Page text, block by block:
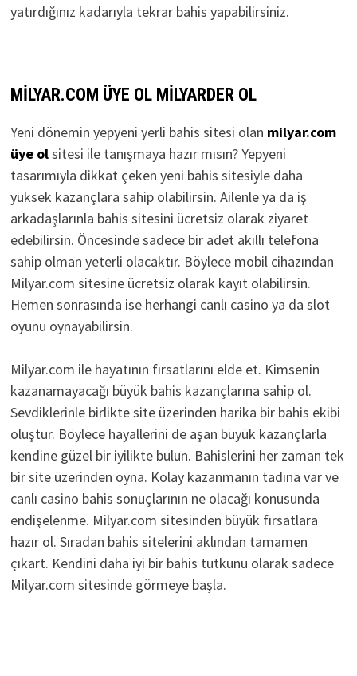
yatırdığınız kadarıyla tekrar bahis yapabilirsiniz.
MILYAR.COM ÜYE OL MILYARDER OL
Yeni dönemin yepyeni yerli bahis sitesi olan milyar.com
üye olsitesi ile tanışmaya hazır mısın? Yepyeni
tasarımıyla dikkat çeken yeni bahis sitesiyle daha
yüksek kazançlara sahip olabilirsin. Ailenle ya da iş
arkadaşlarınla bahis sitesini ücretsiz olarak ziyaret
edebilirsin. Öncesinde sadece bir adet akıllı telefona
sahip olman yeterli olacaktır. Böylece mobil cihazından
Milyar.com sitesine ücretsiz olarak kayıt olabilirsin.
Hemen sonrasında ise herhangi canlı casino ya da slot
oyunu oynayabilirsin.
Milyar.com ile hayatının fırsatlarını elde et. Kimsenin
kazanamayacağı büyük bahis kazançlarına sahip ol.
Sevdiklerinle birlikte site üzerinden harika bir bahis ekibi
oluştur. Böylece hayallerini de aşan büyük kazançlarla
kendine güzel bir iyilikte bulun. Bahislerini her zaman tek
bir site üzerinden oyna. Kolay kazanmanın tadına var ve
canlı casino bahis sonuçlarının ne olacağı konusunda
endişelenme. Milyar.com sitesinden büyük fırsatlara
hazır ol. Sıradan bahis sitelerini aklından tamamen
çıkart. Kendini daha iyi bir bahis tutkunu olarak sadece
Milyar.com sitesinde görmeye başla.